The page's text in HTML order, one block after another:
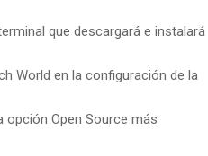
que descargará e instalará
World en la configuración de la
opción Open Source más